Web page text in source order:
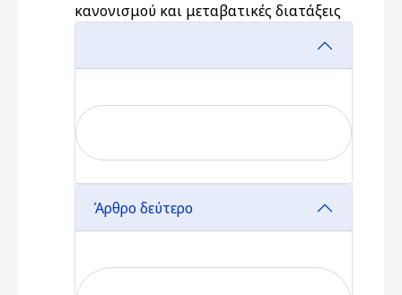
κανονισμού και μεταβατικές διατάξεις
Άρθρο δεύτερο